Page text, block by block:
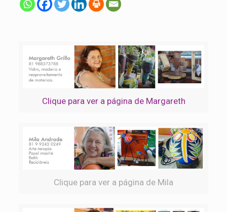
Clique para ver a página de Margareth
Clique para ver a página de Mila